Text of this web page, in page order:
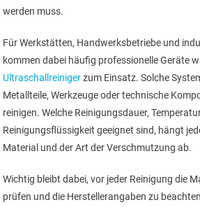
werden muss.
Für Werkstätten, Handwerksbetriebe und
kommen dabei häufig professionelle Geräte
Ultraschallreinigerzum Einsatz. Solche
Metallteile, Werkzeuge oder technische
reinigen. Welche Reinigungsdauer,
Reinigungsflüssigkeit geeignet sind, hängt
Material und der Art der Verschmutzung ab.
Wichtig bleibt dabei, vor jeder Reinigung die
prüfen und die Herstellerangaben zu